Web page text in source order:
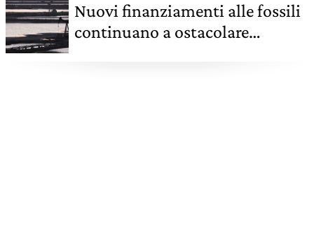
Nuovi finanziamenti alle fossili
continuano a ostacolare